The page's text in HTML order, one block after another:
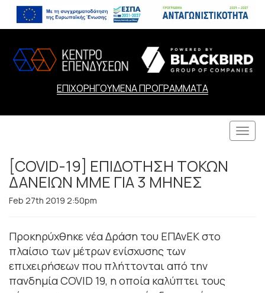
ΕΠΙΧΟΡΗΓΟΥΜΕΝΑ ΠΡΟΓΡΑΜΜΑΤΑ
[COVID-19] ΕΠΙΔΟΤΗΣΗ ΤΟΚΩΝ
ΔΑΝΕΙΩΝ ΜΜΕ ΓΙΑ 3 ΜΗΝΕΣ
Feb 27th 2019 2:50pm
Προκηρύχθηκε νέα Δράση του ΕΠΑνΕΚ στο
πλαίσιο των μέτρων ενίσχυσης των
επιχειρήσεων που πλήττονται από την
πανδημία COVID 19, η οποία καλύπτει τους